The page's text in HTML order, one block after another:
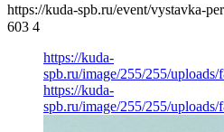
https://kuda-spb.ru/event/vystavka-
603 4
https://kuda-
spb.ru/image/255/255/
https://kuda-
spb.ru/image/255/255/